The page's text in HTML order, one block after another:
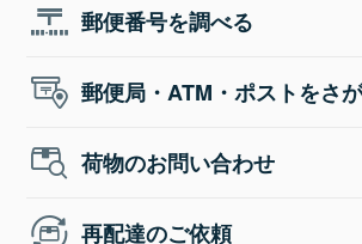
郵便番号を調べる
郵便局・ATM・ポストをさ
荷物のお問い合わせ
再配達のご依頼